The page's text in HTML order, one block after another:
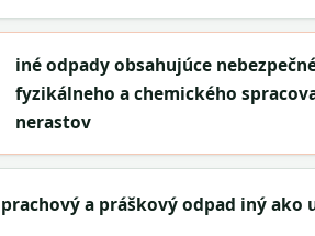
iné odpady obsahujúce
fyzikálneho a chemického
nerastov
prachový a práškový odpad iný ako